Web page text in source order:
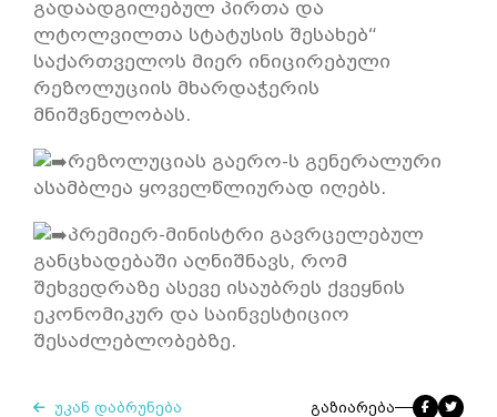
გადაადგილებულ პირთა და
ლტოლვილთა სტატუსის შესახებ“
საქართველოს მიერ ინიცირებული
რეზოლუციის მხარდაჭერის
მნიშვნელობას.
რეზოლუციას გაერო-ს გენერალური
ასამბლეა ყოველწლიურად იღებს.
პრემიერ-მინისტრი გავრცელებულ
განცხადებაში აღნიშნავს, რომ
შეხვედრაზე ასევე ისაუბრეს ქვეყნის
ეკონომიკურ და საინვესტიციო
შესაძლებლობებზე.
უკან დაბრუნება გაზიარება